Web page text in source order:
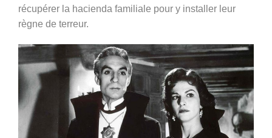
récupérer la hacienda familiale pour y installer leur
règne de terreur.